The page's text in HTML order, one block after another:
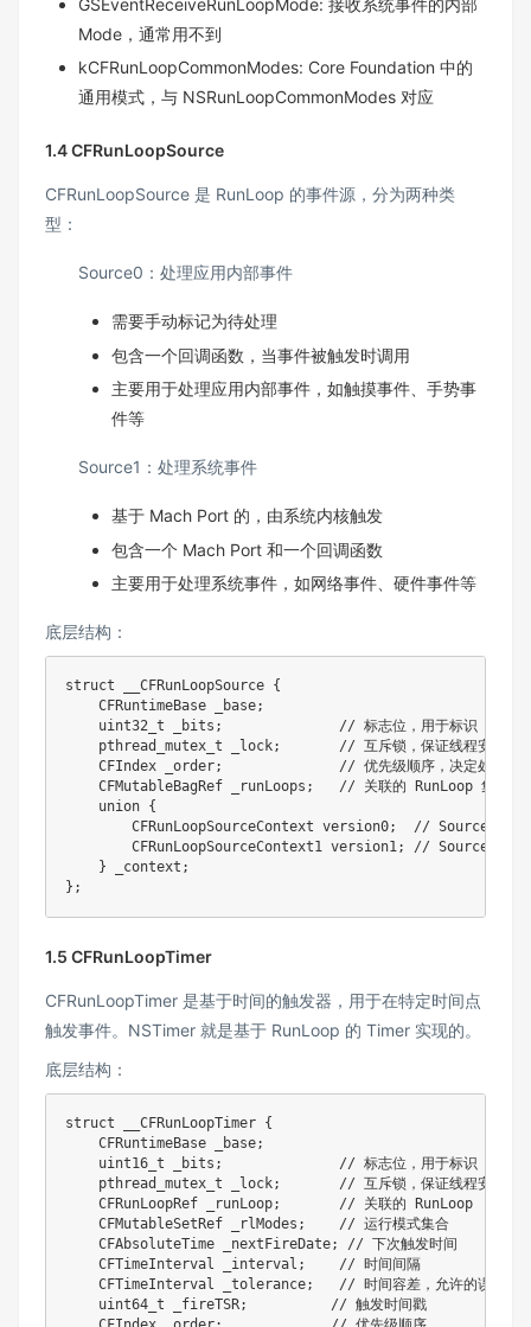
Mode，通常用不到
kCFRunLoopCommonModes: Core Foundation 中的
通用模式，与 NSRunLoopCommonModes 对应
1.4 CFRunLoopSource
CFRunLoopSource 是 RunLoop 的事件源，分为两种类
型：
Source0：处理应用内部事件
需要手动标记为待处理
包含一个回调函数，当事件被触发时调用
主要用于处理应用内部事件，如触摸事件、手势事
件等
Source1：处理系统事件
基于 Mach Port 的，由系统内核触发
包含一个 Mach Port 和一个回调函数
主要用于处理系统事件，如网络事件、硬件事件等
底层结构：
struct __CFRunLoopSource {
    CFRuntimeBase _base
;
uint32_t _bits ;
// 标志位，用于标识
pthread_mutex_t _lock;
// 互斥锁，保证线程安全
    CFIndex _order
;
// 优先级顺序，决定处理顺
    CFMutableBagRef _runLoops
;
// 关联的 RunLoop 集合
union {
        CFRunLoopSourceContext version0
;
// Source0 上
        CFRunLoopSourceContext1 version1
;
// Source1 上
} _context ;
} ;
1.5 CFRunLoopTimer
CFRunLoopTimer 是基于时间的触发器，用于在特定时间点
触发事件。NSTimer 就是基于 RunLoop 的 Timer 实现的。
底层结构：
struct __CFRunLoopTimer {
    CFRuntimeBase _base
;
uint16_t _bits ;
// 标志位，用于标识 Timer
pthread_mutex_t _lock;
// 互斥锁，保证线程安全
    CFRunLoopRef _runLoop
;
// 关联的 RunLoop
    CFMutableSetRef _rlModes
;
// 运行模式集合
    CFAbsoluteTime _nextFireDate
;
// 下次触发时间
    CFTimeInterval _interval
;
// 时间间隔
    CFTimeInterval _tolerance
;
// 时间容差，允许的误差范
uint64_t _fireTSR;
// 触发时间戳